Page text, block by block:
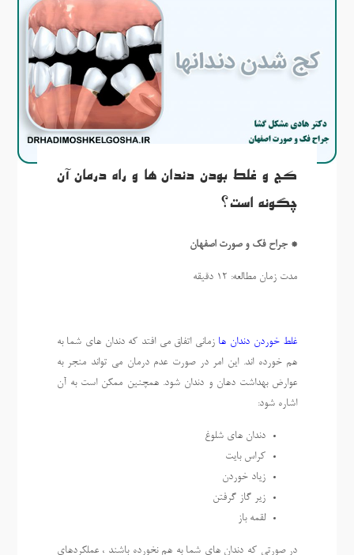
کج و غلط بودن دندان ها و راه درمان آن
چگونه است؟
* جراح فک و صورت اصفهان
مدت زمان مطالعه: 12 دقیقه
غلط خوردن دندان ها زمانی اتفاق می افتد که دندان های شما به
هم خورده اند. این امر در صورت عدم درمان می تواند منجر به
عوارض بهداشت دهان و دندان شود. همچنین ممکن است به آن
اشاره شود:
دندان های شلوغ
کراس بایت
زیاد خوردن
زیر گاز گرفتن
لقمه باز
در صورتی که دندان های شما به هم نخورده باشند ، عملکردهای